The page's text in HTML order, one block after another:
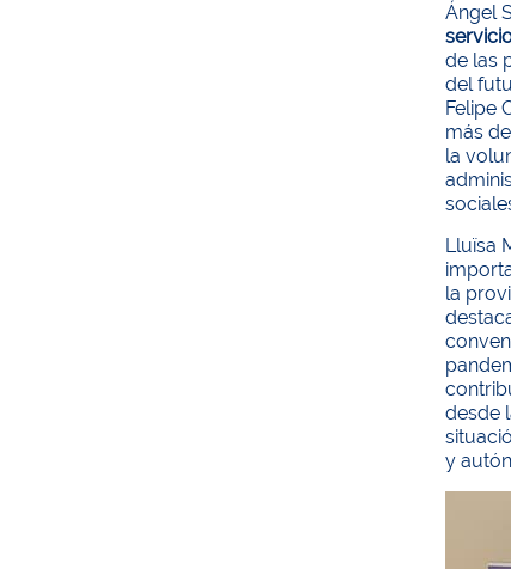
Ángel
de las
del
Felipe
más
la
Lluïsa
la
desde
y